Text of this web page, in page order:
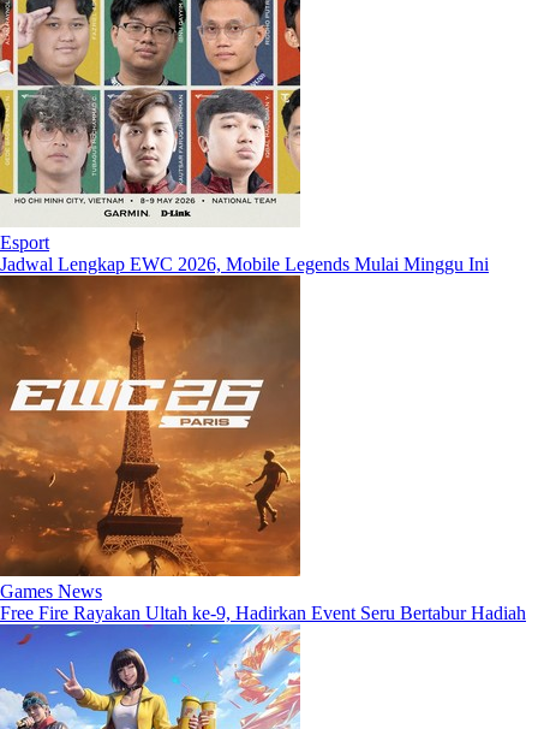
Esport
Jadwal Lengkap EWC 2026, Mobile Legends Mulai Minggu Ini
Games News
Free Fire Rayakan Ultah ke-9, Hadirkan Event Seru Bertabur Hadiah